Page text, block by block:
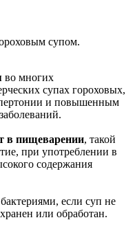
супом.
во многих
супах гороховых,
и повышенным
в пищеварении, такой
при употреблении в
содержания
если суп не
или обработан.